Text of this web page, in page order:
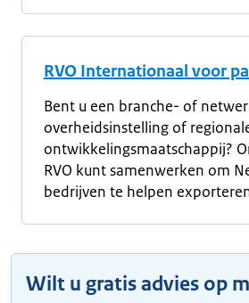
RVO Internationaal voor
Bent u een branche- of
overheidsinstelling of
ontwikkelingsmaatschappij?
RVO kunt samenwerken om
bedrijven te helpen
Wilt u gratis advies op